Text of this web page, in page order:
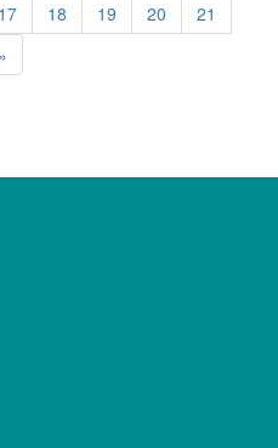
17 18 19 20
21
»